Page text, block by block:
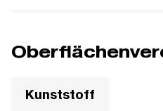
Kunststoff